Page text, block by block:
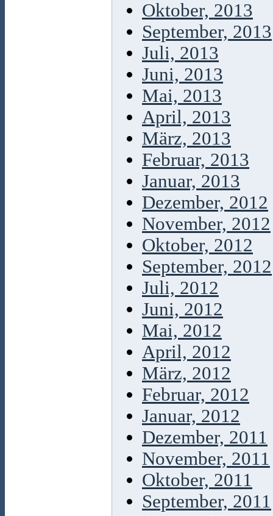
Oktober, 2013
September, 2013
Juli, 2013
Juni, 2013
Mai, 2013
April, 2013
März, 2013
Februar, 2013
Januar, 2013
Dezember, 2012
November, 2012
Oktober, 2012
September, 2012
Juli, 2012
Juni, 2012
Mai, 2012
April, 2012
März, 2012
Februar, 2012
Januar, 2012
Dezember, 2011
November, 2011
Oktober, 2011
September, 2011